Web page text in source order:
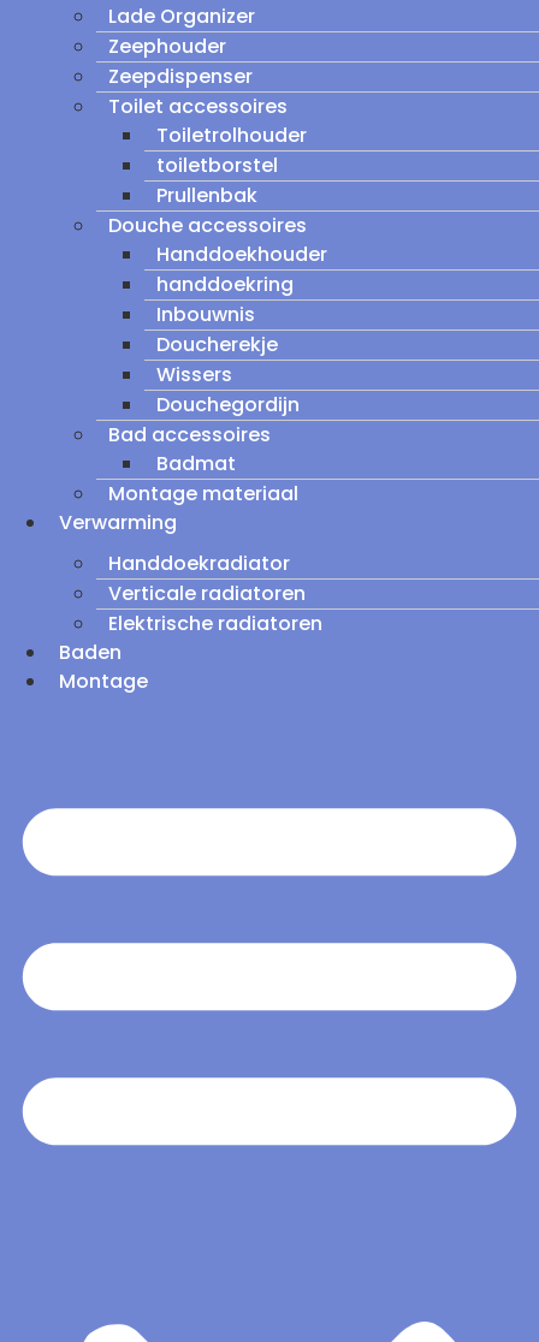
Lade Organizer
Zeephouder
Zeepdispenser
Toilet accessoires
Toiletrolhouder
toiletborstel
Prullenbak
Douche accessoires
Handdoekhouder
handdoekring
Inbouwnis
Doucherekje
Wissers
Douchegordijn
Bad accessoires
Badmat
Montage materiaal
Verwarming
Handdoekradiator
Verticale radiatoren
Elektrische radiatoren
Baden
Montage